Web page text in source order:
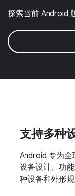
探索当前 Android
支持多种
Android 专为全
设备设计、功
种设备和外形